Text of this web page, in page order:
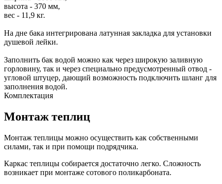
высота - 370 мм,
вес - 11,9 кг.
На дне бака интегрирована латунная закладка для установки
душевой лейки.
Заполнить бак водой можно как через широкую заливную
горловину, так и через специально предусмотренный отвод -
угловой штуцер, дающий возможность подключить шланг для
заполнения водой.
Комплектация
Монтаж теплиц
Монтаж теплицы можно осуществить как собственными
силами, так и при помощи подрядчика.
Каркас теплицы собирается достаточно легко. Сложность
возникает при монтаже сотового поликарбоната.